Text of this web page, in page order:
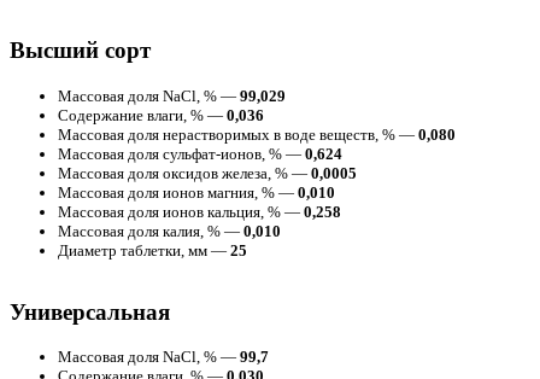
Высший сорт
Массовая доля NaCl, % — 99,029
Содержание влаги, % — 0,036
Массовая доля нерастворимых в воде веществ, % — 0,080
Массовая доля сульфат-ионов, % — 0,624
Массовая доля оксидов железа, % — 0,0005
Массовая доля ионов магния, % — 0,010
Массовая доля ионов кальция, % — 0,258
Массовая доля калия, % — 0,010
Диаметр таблетки, мм — 25
Универсальная
Массовая доля NaCl, % — 99,7